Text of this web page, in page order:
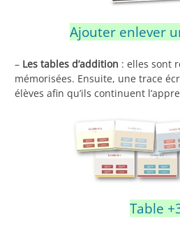
Ajouter enlever
– Les tables d’addition : elles sont
mémorisées. Ensuite, une trace
élèves afin qu’ils continuent
Table